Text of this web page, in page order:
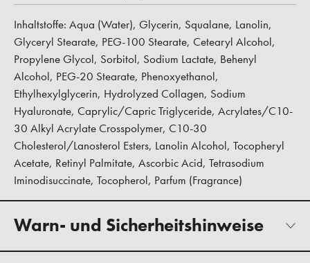
Inhaltstoffe: Aqua (Water), Glycerin, Squalane, Lanolin,
Glyceryl Stearate, PEG-100 Stearate, Cetearyl Alcohol,
Propylene Glycol, Sorbitol, Sodium Lactate, Behenyl
Alcohol, PEG-20 Stearate, Phenoxyethanol,
Ethylhexylglycerin, Hydrolyzed Collagen, Sodium
Hyaluronate, Caprylic/Capric Triglyceride, Acrylates/C10-
30 Alkyl Acrylate Crosspolymer, C10-30
Cholesterol/Lanosterol Esters, Lanolin Alcohol, Tocopheryl
Acetate, Retinyl Palmitate, Ascorbic Acid, Tetrasodium
Iminodisuccinate, Tocopherol, Parfum (Fragrance)
Warn- und Sicherheitshinweise